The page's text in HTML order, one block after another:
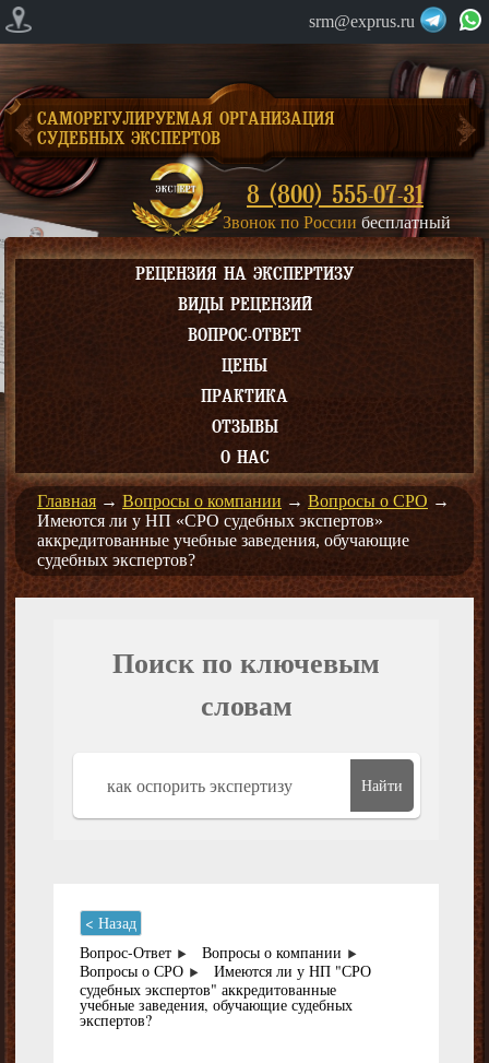
srm@exprus.ru
САМОРЕГУЛИРУЕМАЯ ОРГАНИЗАЦИЯ
СУДЕБНЫХ ЭКСПЕРТОВ
8 (800) 555-07-31
Звонок по России бесплатный
РЕЦЕНЗИЯ НА ЭКСПЕРТИЗУ
ВИДЫ РЕЦЕНЗИЙ
ВОПРОС-ОТВЕТ
ЦЕНЫ
ПРАКТИКА
ОТЗЫВЫ
О НАС
Главная → Вопросы о компании → Вопросы о СРО →
Имеются ли у НП «СРО судебных экспертов»
аккредитованные учебные заведения, обучающие
судебных экспертов?
Поиск по ключевым
словам
Найти
< Назад
Вопрос-Ответ
Вопросы о компании
Вопросы о СРО
Имеются ли у НП "СРО
судебных экспертов" аккредитованные
учебные заведения, обучающие судебных
экспертов?